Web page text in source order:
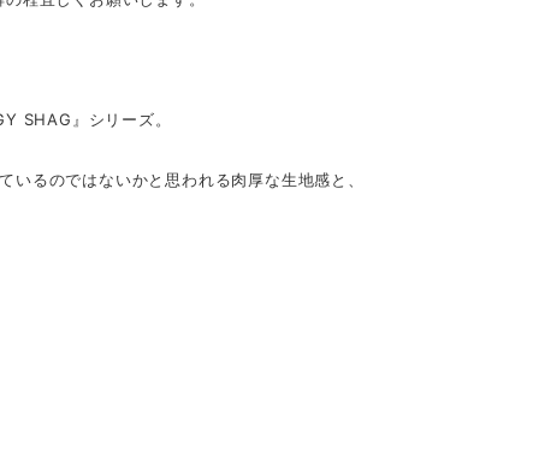
SHAG』シリーズ。
るのではないかと思われる肉厚な生地感と、